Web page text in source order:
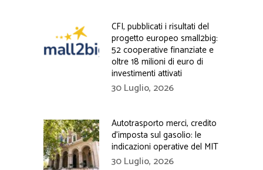
CFI, pubblicati i risultati del
progetto europeo small2big:
52 cooperative finanziate e
oltre 18 milioni di euro di
investimenti attivati
30 Luglio, 2026
Autotrasporto merci, credito
d’imposta sul gasolio: le
indicazioni operative del MIT
30 Luglio, 2026